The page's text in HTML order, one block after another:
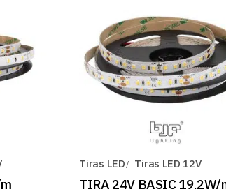
Tiras LED Tiras LED 12V
TIRA 24V BASIC 19,2W/